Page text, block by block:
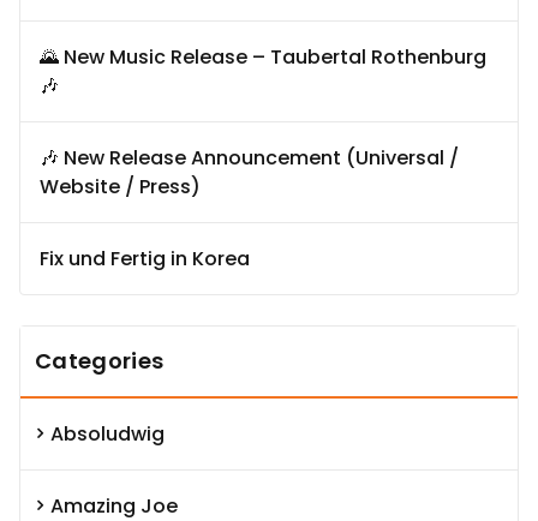
🌄 New Music Release – Taubertal Rothenburg
🎶
🎶 New Release Announcement (Universal /
Website / Press)
Fix und Fertig in Korea
Categories
Absoludwig
Amazing Joe